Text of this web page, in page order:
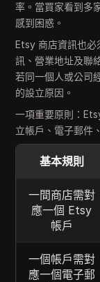
率。當買家看到多
感到困惑。
Etsy 商店資訊也必
訊、營業地址及聯
若同一個人或公司
的設立原因。
一項重要原則：
立帳戶、電子郵件
基本規則
一間商店需對
應一個 Etsy
帳戶
一個帳戶需對
應一個電子郵